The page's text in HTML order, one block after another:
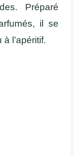
Préparé
il se
l’apéritif.